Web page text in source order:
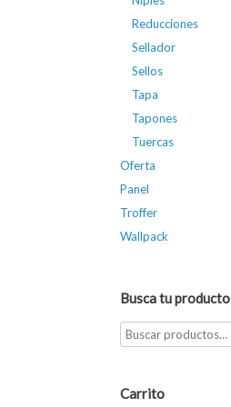
Reducciones
Sellador
Sellos
Tapa
Tapones
Tuercas
Oferta
Panel
Troffer
Wallpack
Busca tu producto
Carrito